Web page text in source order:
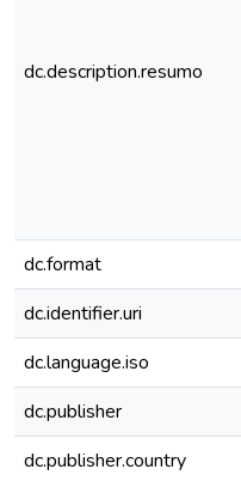
dc.description.resumo
dc.format
dc.identifier.uri
dc.language.iso
dc.publisher
dc.publisher.country